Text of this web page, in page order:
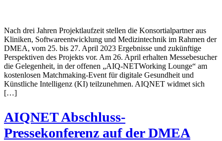
Nach drei Jahren Projektlaufzeit stellen die Konsortialpartner aus
Kliniken, Softwareentwicklung und Medizintechnik im Rahmen der
DMEA, vom 25. bis 27. April 2023 Ergebnisse und zukünftige
Perspektiven des Projekts vor. Am 26. April erhalten Messebesucher
die Gelegenheit, in der offenen „AIQ-NETWorking Lounge“ am
kostenlosen Matchmaking-Event für digitale Gesundheit und
Künstliche Intelligenz (KI) teilzunehmen. AIQNET widmet sich
[…]
AIQNET Abschluss-
Pressekonferenz auf der DMEA